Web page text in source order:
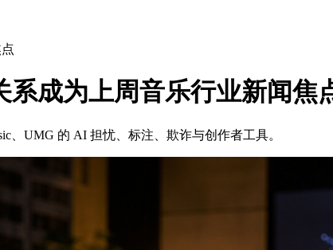
系成为上周音乐行业新闻焦
、UMG 的 AI 担忧、标注、欺诈与创作者工具。